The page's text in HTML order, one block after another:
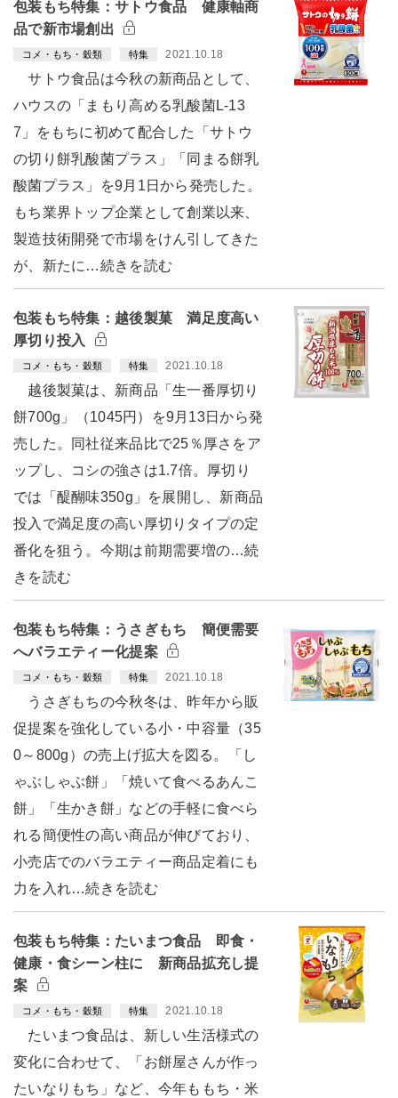
包装もち特集：サトウ食品 健康軸商
品で新市場創出
コメ・もち・穀類 特集 2021.10.18
サトウ食品は今秋の新商品として、
ハウスの「まもり高める乳酸菌L-13
7」をもちに初めて配合した「サトウ
の切り餅乳酸菌プラス」「同まる餅乳
酸菌プラス」を9月1日から発売した。
もち業界トップ企業として創業以来、
製造技術開発で市場をけん引してきた
が、新たに…続きを読む
包装もち特集：越後製菓 満足度高い
厚切り投入
コメ・もち・穀類 特集 2021.10.18
越後製菓は、新商品「生一番厚切り
餅700g」（1045円）を9月13日から発
売した。同社従来品比で25％厚さをア
ップし、コシの強さは1.7倍。厚切り
では「醍醐味350g」を展開し、新商品
投入で満足度の高い厚切りタイプの定
番化を狙う。今期は前期需要増の…続
きを読む
包装もち特集：うさぎもち 簡便需要
へバラエティー化提案
コメ・もち・穀類 特集 2021.10.18
うさぎもちの今秋冬は、昨年から販
促提案を強化している小・中容量（35
0～800g）の売上げ拡大を図る。「し
ゃぶしゃぶ餅」「焼いて食べるあんこ
餅」「生かき餅」などの手軽に食べら
れる簡便性の高い商品が伸びており、
小売店でのバラエティー商品定着にも
力を入れ…続きを読む
包装もち特集：たいまつ食品 即食・
健康・食シーン柱に 新商品拡充し提
案
コメ・もち・穀類 特集 2021.10.18
たいまつ食品は、新しい生活様式の
変化に合わせて、「お餅屋さんが作っ
たいなりもち」など、今年ももち・米